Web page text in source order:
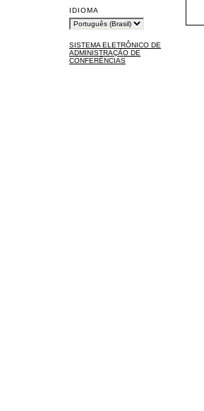
IDIOMA
SISTEMA ELETRÔNICO DE
ADMINISTRAÇÃO DE
CONFERÊNCIAS